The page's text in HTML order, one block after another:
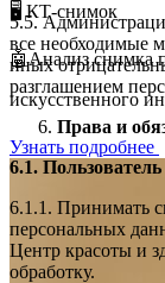
🖥️ КТ-снимок
🤖Анализ снимка
искусственного
Узнать подробнее
5.5.
все необходимые
иных
разглашением
Права и
6.1.
6.1.1. Принимать
персональных
Центр красоты и
обработку.